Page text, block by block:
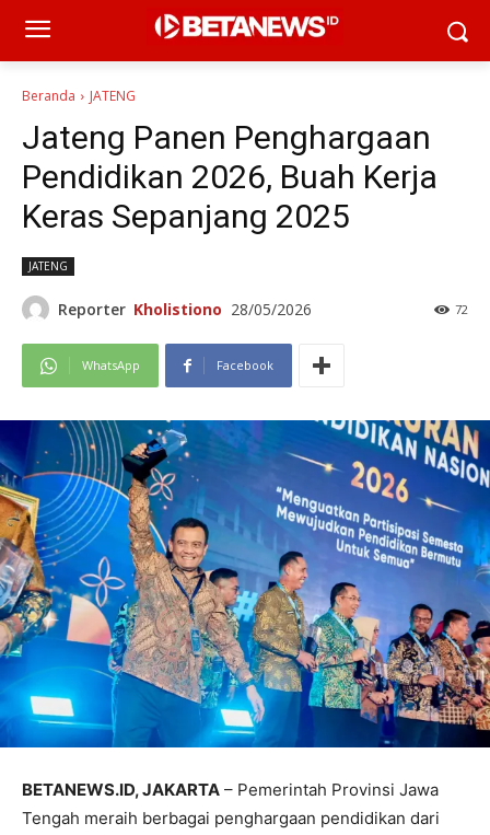
Beranda JATENG
Jateng Panen Penghargaan
Pendidikan 2026, Buah Kerja
Keras Sepanjang 2025
JATENG
Reporter Kholistiono 28/05/2026 72
WhatsApp Facebook
BETANEWS.ID, JAKARTA – Pemerintah Provinsi Jawa
Tengah meraih berbagai penghargaan pendidikan dari